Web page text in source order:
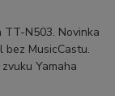
N503. Novinka
MusicCastu.
Yamaha